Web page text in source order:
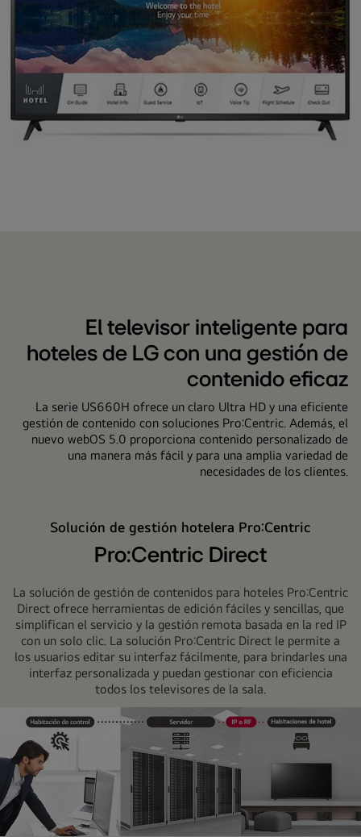
El televisor inteligente para
hoteles de LG con una gestión de
contenido eficaz
La serie US660H ofrece un claro Ultra HD y una eficiente
gestión de contenido con soluciones Pro:Centric. Además, el
nuevo webOS 5.0 proporciona contenido personalizado de
una manera más fácil y para una amplia variedad de
necesidades de los clientes.
Solución de gestión hotelera Pro:Centric
Pro:Centric Direct
La solución de gestión de contenidos para hoteles Pro:Centric
Direct ofrece herramientas de edición fáciles y sencillas, que
simplifican el servicio y la gestión remota basada en la red IP
con un solo clic. La solución Pro:Centric Direct le permite a
los usuarios editar su interfaz fácilmente, para brindarles una
interfaz personalizada y puedan gestionar con eficiencia
todos los televisores de la sala.